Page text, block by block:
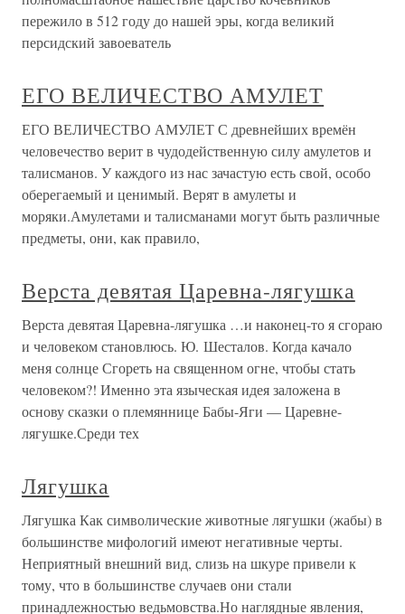
пережило в 512 году до нашей эры, когда великий
персидский завоеватель
ЕГО ВЕЛИЧЕСТВО АМУЛЕТ
ЕГО ВЕЛИЧЕСТВО АМУЛЕТ С древнейших времён
человечество верит в чудодейственную силу амулетов и
талисманов. У каждого из нас зачастую есть свой, особо
оберегаемый и ценимый. Верят в амулеты и
моряки.Амулетами и талисманами могут быть различные
предметы, они, как правило,
Верста девятая Царевна-лягушка
Верста девятая Царевна-лягушка …и наконец-то я сгораю
и человеком становлюсь. Ю. Шесталов. Когда качало
меня солнце Сгореть на священном огне, чтобы стать
человеком?! Именно эта языческая идея заложена в
основу сказки о племяннице Бабы-Яги — Царевне-
лягушке.Среди тех
Лягушка
Лягушка Как символические животные лягушки (жабы) в
большинстве мифологий имеют негативные черты.
Неприятный внешний вид, слизь на шкуре привели к
тому, что в большинстве случаев они стали
принадлежностью ведьмовства.Но наглядные явления,